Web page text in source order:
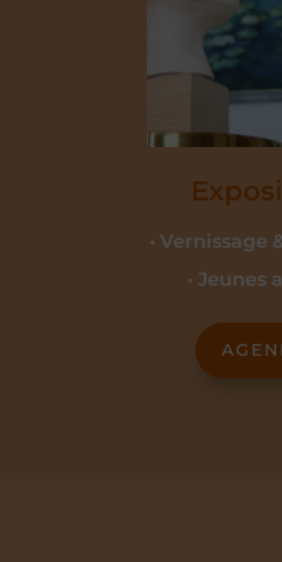
• Vernissage
• Jeunes